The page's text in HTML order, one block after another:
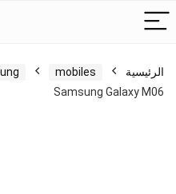
الرئيسية mobiles
Samsung Galaxy M06